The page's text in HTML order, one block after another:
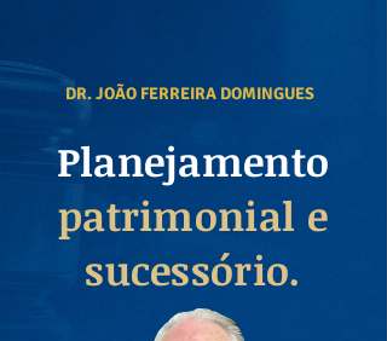
DR. JOÃO FERREIRA DOMINGUES
Planejamento
patrimonial e
sucessório.